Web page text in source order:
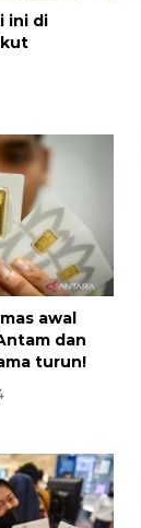
ini di
awal
dan
turun!